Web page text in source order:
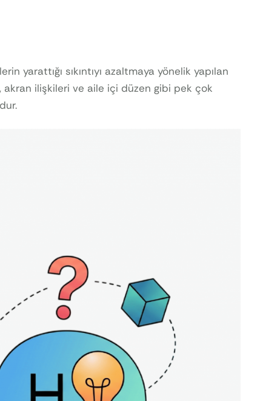
yarattığı sıkıntıyı azaltmaya yönelik yapılan
akran ilişkileri ve aile içi düzen gibi pek çok